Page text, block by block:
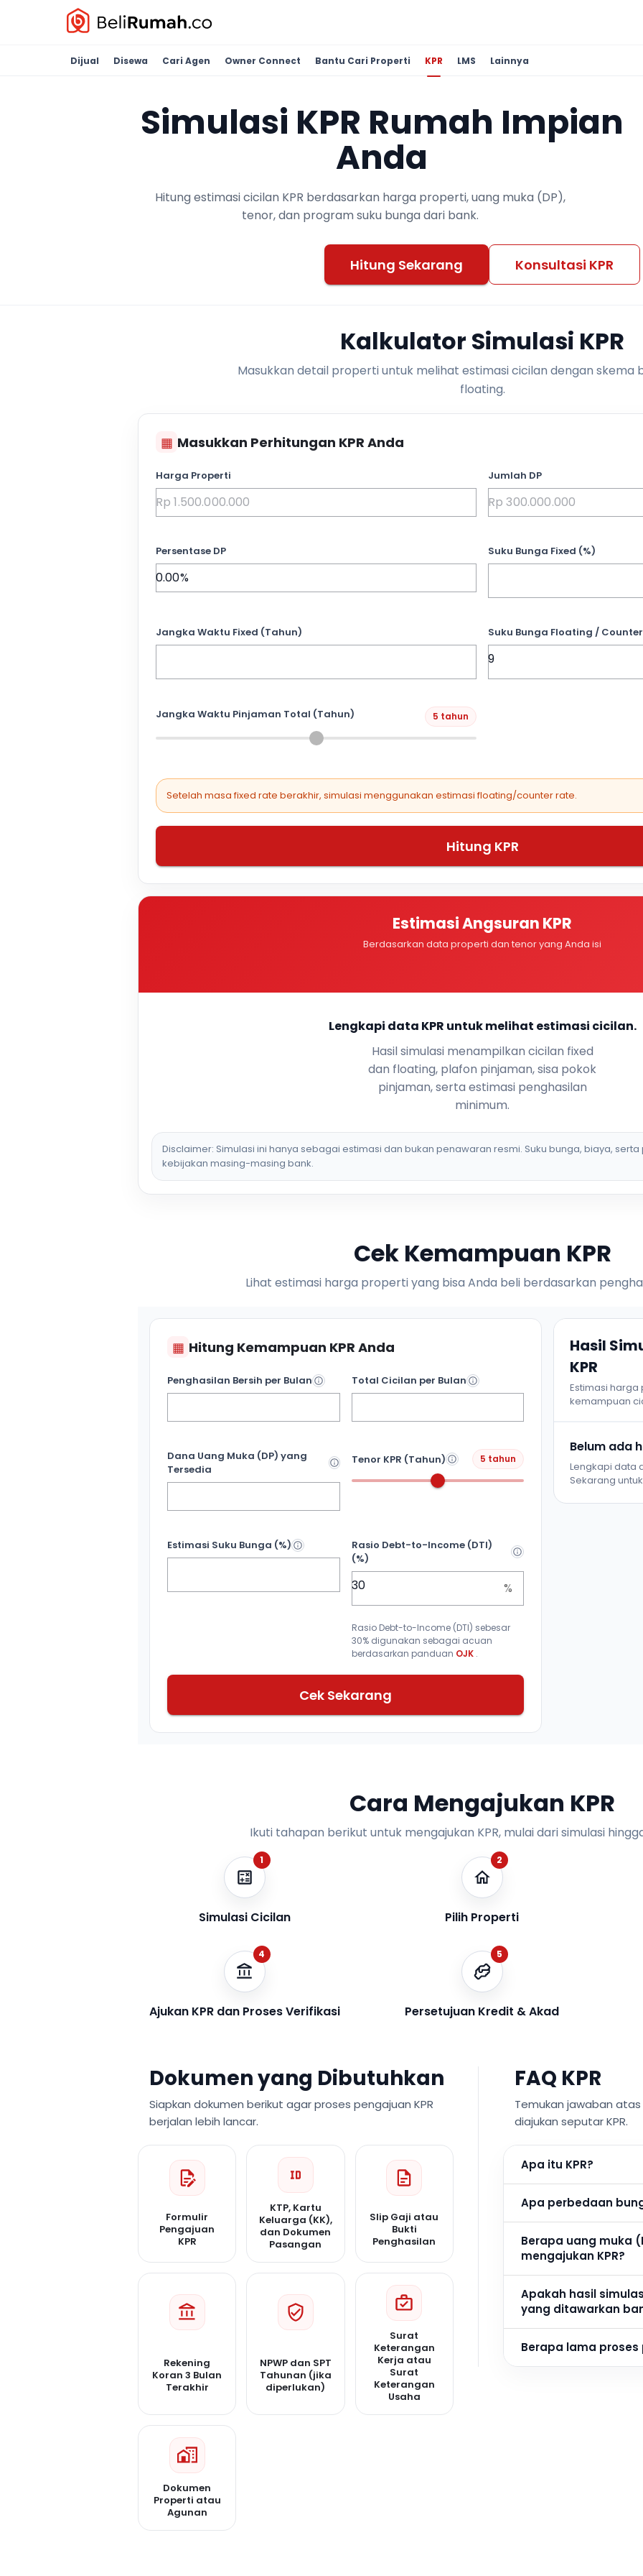
Dijual Disewa Cari Agen Owner Connect Bantu Cari Properti KPR LMS Lainnya
Simulasi KPR Rumah Impian
Anda
Hitung estimasi cicilan KPR berdasarkan harga properti, uang muka (DP),
tenor, dan program suku bunga dari bank.
Hitung Sekarang Konsultasi KPR
Kalkulator Simulasi KPR
Masukkan detail properti untuk melihat estimasi cicilan dengan skema
floating.
▦ Masukkan Perhitungan KPR Anda
Harga Properti Jumlah DP
Persentase DP Suku Bunga Fixed (%)
Jangka Waktu Fixed (Tahun) Suku Bunga Floating /
Jangka Waktu Pinjaman Total (Tahun) 5 tahun
Setelah masa fixed rate berakhir, simulasi menggunakan estimasi floating/counter rate.
Hitung KPR
Estimasi Angsuran KPR
Berdasarkan data properti dan tenor yang Anda isi
Lengkapi data KPR untuk melihat estimasi cicilan.
Hasil simulasi menampilkan cicilan fixed
dan floating, plafon pinjaman, sisa pokok
pinjaman, serta estimasi penghasilan
minimum.
Disclaimer: Simulasi ini hanya sebagai estimasi dan bukan penawaran resmi. Suku bunga, biaya,
kebijakan masing-masing bank.
Cek Kemampuan KPR
Lihat estimasi harga properti yang bisa Anda beli berdasarkan
▦ Hitung Kemampuan KPR Anda
Penghasilan Bersih per Bulan Total Cicilan per Bulan
Dana Uang Muka (DP) yang
Tersedia
Tenor KPR (Tahun) 5 tahun
Estimasi Suku Bunga (%)
Rasio Debt-to-Income (DTI)
(%)
%
Rasio Debt-to-Income (DTI) sebesar
30% digunakan sebagai acuan
berdasarkan panduan OJK .
Cek Sekarang
Hasil
KPR
Estimasi
kemampuan
Belum ada
Lengkapi data
Sekarang
Cara Mengajukan KPR
Ikuti tahapan berikut untuk mengajukan KPR, mulai dari simulasi
1
Simulasi Cicilan
2
Pilih Properti
4
Ajukan KPR dan Proses Verifikasi
5
Persetujuan Kredit & Akad
Dokumen yang Dibutuhkan
Siapkan dokumen berikut agar proses pengajuan KPR
berjalan lebih lancar.
Formulir
Pengajuan
KPR
KTP, Kartu
Keluarga (KK),
dan Dokumen
Pasangan
Slip Gaji atau
Bukti
Penghasilan
Rekening
Koran 3 Bulan
Terakhir
NPWP dan SPT
Tahunan (jika
diperlukan)
Surat
Keterangan
Kerja atau
Surat
Keterangan
Usaha
Dokumen
Properti atau
Agunan
FAQ KPR
Temukan jawaban
diajukan seputar KPR.
Apa itu KPR?
Apa perbedaan
Berapa uang muka
mengajukan KPR?
Apakah hasil
yang ditawarkan
Berapa lama proses